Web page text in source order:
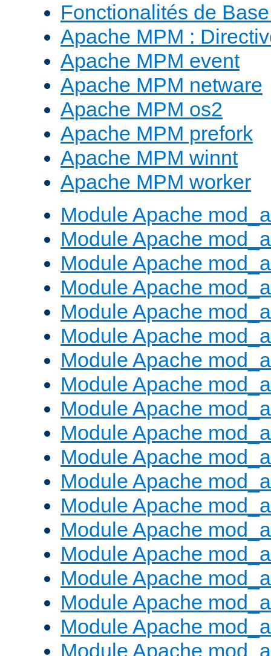
Fonctionalités de
Apache MPM :
Apache MPM event
Apache MPM netware
Apache MPM os2
Apache MPM prefork
Apache MPM winnt
Apache MPM worker
Module Apache
Module Apache
Module Apache
Module Apache
Module Apache
Module Apache
Module Apache
Module Apache
Module Apache
Module Apache
Module Apache
Module Apache
Module Apache
Module Apache
Module Apache
Module Apache
Module Apache
Module Apache
Module Apache